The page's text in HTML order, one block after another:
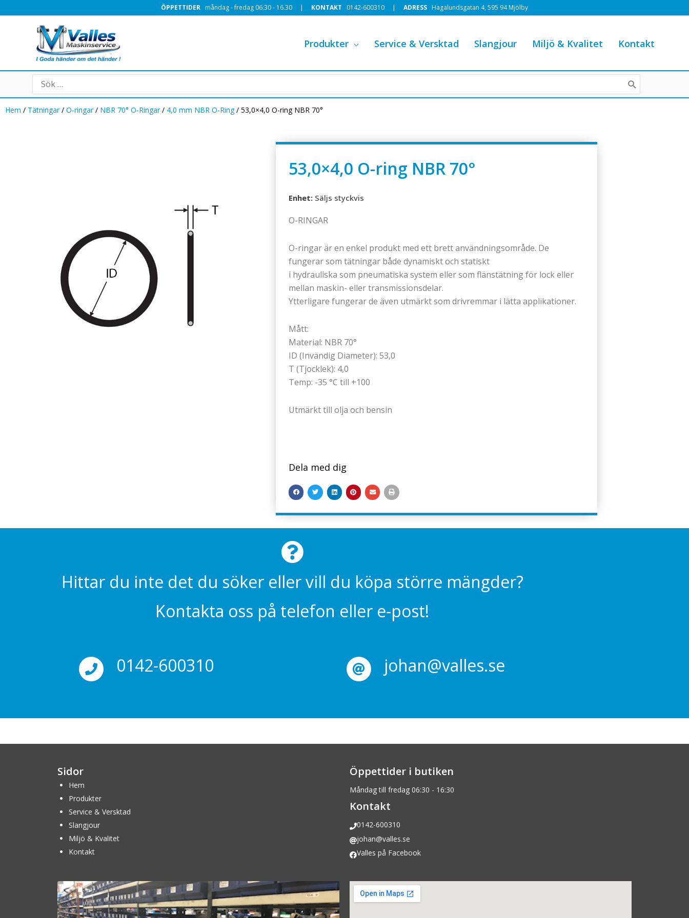
till
ÖPPETTIDER måndag - fredag 06:30 - 16.30 | KONTAKT 0142-600310 | ADRESS Hagalundsgatan 4, 595 94 Mjölby
Produkter Service & Versktad Slangjour Miljö & Kvalitet Kontakt
Search
for:
Hem / Tätningar/ O-ringar/ NBR 70° O-Ringar/ 4,0 mm NBR O-Ring/ 53,0×4,0 O-ring NBR 70°
53,0×4,0 O-ring NBR 70°
Enhet: Säljs styckvis
O-RINGAR
O-ringar är en enkel produkt med ett brett användningsområde. De
fungerar som tätningar både dynamiskt och statiskt
i hydrauliska som pneumatiska system eller som flänstätning för lock eller
mellan maskin- eller transmissionsdelar.
Ytterligare fungerar de även utmärkt som drivremmar i lätta applikationer.
Mått:
Material: NBR 70°
ID (Invändig Diameter): 53,0
T (Tjocklek): 4,0
Temp: -35 °C till +100
Utmärkt till olja och bensin
Dela med dig
Hittar du inte det du söker eller vill du köpa större mängder?
Kontakta oss på telefon eller e-post!
0142-600310 johan@valles.se
Sidor
Hem
Produkter
Service & Versktad
Slangjour
Miljö & Kvalitet
Kontakt
Öppettider i butiken
Måndag till fredag 06:30 - 16:30
Kontakt
0142-600310
johan@valles.se
Valles på Facebook